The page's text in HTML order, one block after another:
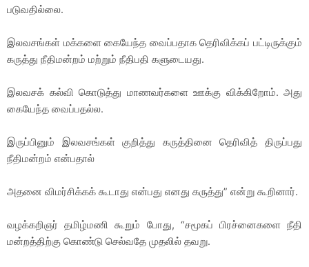
படுவதில்லை.
இலவசங்கள் மக்களை கையேந்த வைப்பதாக தெரிவிக்கப் பட்டிருக்கும்
கருத்து நீதிமன்றம் மற்றும் நீதிபதி களுடையது.
இலவசக் கல்வி கொடுத்து மாணவர்களை ஊக்கு விக்கிறோம். அது
கையேந்த வைப்பதல்ல.
இருப்பினும் இலவசங்கள் குறித்து கருத்தினை தெரிவித் திருப்பது
நீதிமன்றம் என்பதால்
அதனை விமர்சிக்கக் கூடாது என்பது எனது கருத்து” என்று கூறினார்.
வழக்கறிஞர் தமிழ்மணி கூறும் போது, “சமூகப் பிரச்னைகளை நீதி
மன்றத்திற்கு கொண்டு செல்வதே முதலில் தவறு.